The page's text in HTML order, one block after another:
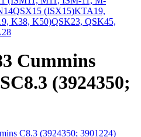
QSX15 (ISX15)KTA19,
K38, K50)QSK23, QSK45,
Cummins
(3924350;